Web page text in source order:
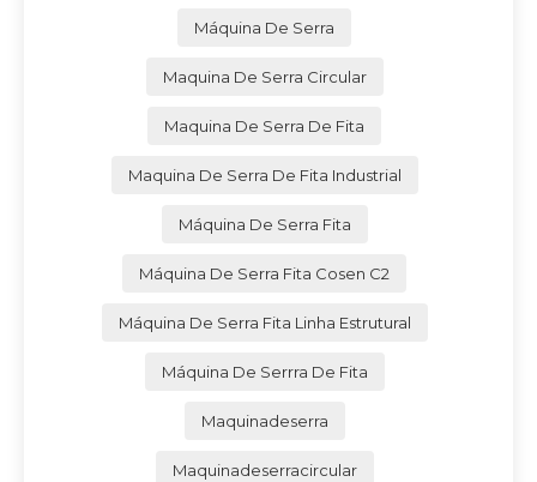
Máquina De Serra
Maquina De Serra Circular
Maquina De Serra De Fita
Maquina De Serra De Fita Industrial
Máquina De Serra Fita
Máquina De Serra Fita Cosen C2
Máquina De Serra Fita Linha Estrutural
Máquina De Serrra De Fita
Maquinadeserra
Maquinadeserracircular